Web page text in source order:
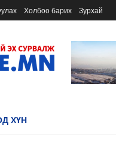
Холбоо барих Зурхай
ХҮН